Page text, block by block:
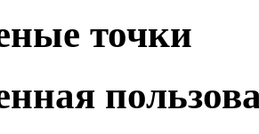
точки